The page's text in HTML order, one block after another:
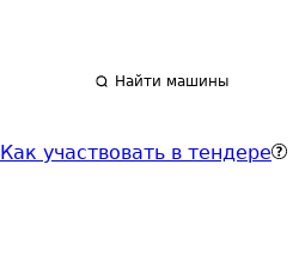
Найти машины
Как участвовать в тендере